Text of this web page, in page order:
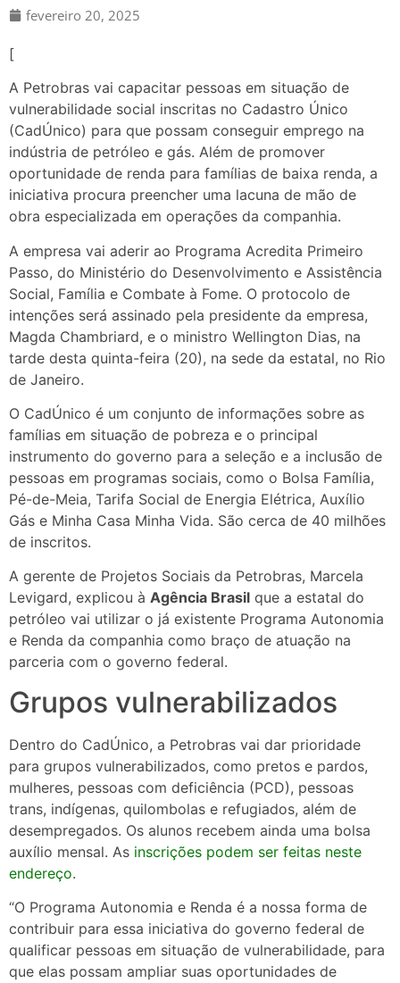
fevereiro 20, 2025
[
A Petrobras vai capacitar pessoas em situação de
vulnerabilidade social inscritas no Cadastro Único
(CadÚnico) para que possam conseguir emprego na
indústria de petróleo e gás. Além de promover
oportunidade de renda para famílias de baixa renda, a
iniciativa procura preencher uma lacuna de mão de
obra especializada em operações da companhia.
A empresa vai aderir ao Programa Acredita Primeiro
Passo, do Ministério do Desenvolvimento e Assistência
Social, Família e Combate à Fome. O protocolo de
intenções será assinado pela presidente da empresa,
Magda Chambriard, e o ministro Wellington Dias, na
tarde desta quinta-feira (20), na sede da estatal, no Rio
de Janeiro.
O CadÚnico é um conjunto de informações sobre as
famílias em situação de pobreza e o principal
instrumento do governo para a seleção e a inclusão de
pessoas em programas sociais, como o Bolsa Família,
Pé-de-Meia, Tarifa Social de Energia Elétrica, Auxílio
Gás e Minha Casa Minha Vida. São cerca de 40 milhões
de inscritos.
A gerente de Projetos Sociais da Petrobras, Marcela
Levigard, explicou à Agência Brasil que a estatal do
petróleo vai utilizar o já existente Programa Autonomia
e Renda da companhia como braço de atuação na
parceria com o governo federal.
Grupos vulnerabilizados
Dentro do CadÚnico, a Petrobras vai dar prioridade
para grupos vulnerabilizados, como pretos e pardos,
mulheres, pessoas com deficiência (PCD), pessoas
trans, indígenas, quilombolas e refugiados, além de
desempregados. Os alunos recebem ainda uma bolsa
auxílio mensal. As inscrições podem ser feitas neste
endereço.
“O Programa Autonomia e Renda é a nossa forma de
contribuir para essa iniciativa do governo federal de
qualificar pessoas em situação de vulnerabilidade, para
que elas possam ampliar suas oportunidades de